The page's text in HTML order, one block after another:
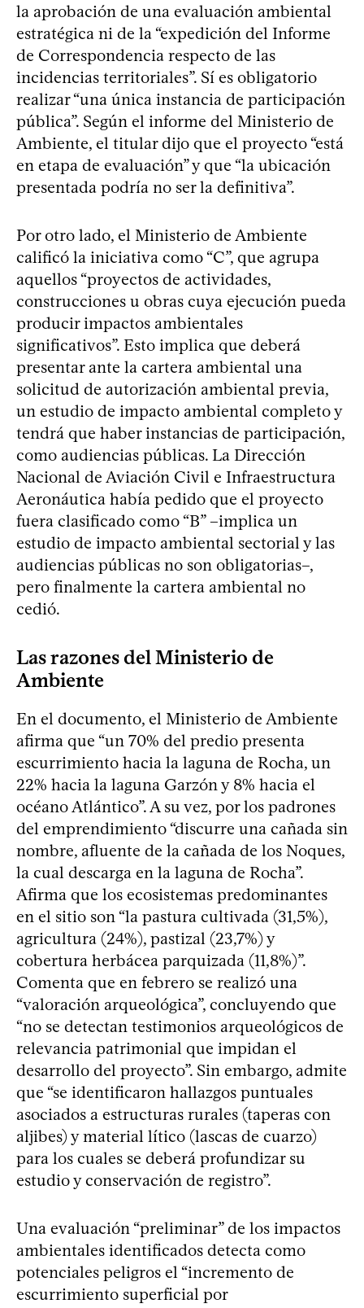
la aprobación de una evaluación ambiental
estratégica ni de la “expedición del Informe
de Correspondencia respecto de las
incidencias territoriales”. Sí es obligatorio
realizar “una única instancia de participación
pública”. Según el informe del Ministerio de
Ambiente, el titular dijo que el proyecto “está
en etapa de evaluación” y que “la ubicación
presentada podría no ser la definitiva”.
Por otro lado, el Ministerio de Ambiente
calificó la iniciativa como “C”, que agrupa
aquellos “proyectos de actividades,
construcciones u obras cuya ejecución pueda
producir impactos ambientales
significativos”. Esto implica que deberá
presentar ante la cartera ambiental una
solicitud de autorización ambiental previa,
un estudio de impacto ambiental completo y
tendrá que haber instancias de participación,
como audiencias públicas. La Dirección
Nacional de Aviación Civil e Infraestructura
Aeronáutica había pedido que el proyecto
fuera clasificado como “B” –implica un
estudio de impacto ambiental sectorial y las
audiencias públicas no son obligatorias–,
pero finalmente la cartera ambiental no
cedió.
Las razones del Ministerio de
Ambiente
En el documento, el Ministerio de Ambiente
afirma que “un 70% del predio presenta
escurrimiento hacia la laguna de Rocha, un
22% hacia la laguna Garzón y 8% hacia el
océano Atlántico”. A su vez, por los padrones
del emprendimiento “discurre una cañada sin
nombre, afluente de la cañada de los Noques,
la cual descarga en la laguna de Rocha”.
Afirma que los ecosistemas predominantes
en el sitio son “la pastura cultivada (31,5%),
agricultura (24%), pastizal (23,7%) y
cobertura herbácea parquizada (11,8%)”.
Comenta que en febrero se realizó una
“valoración arqueológica”, concluyendo que
“no se detectan testimonios arqueológicos de
relevancia patrimonial que impidan el
desarrollo del proyecto”. Sin embargo, admite
que “se identificaron hallazgos puntuales
asociados a estructuras rurales (taperas con
aljibes) y material lítico (lascas de cuarzo)
para los cuales se deberá profundizar su
estudio y conservación de registro”.
Una evaluación “preliminar” de los impactos
ambientales identificados detecta como
potenciales peligros el “incremento de
escurrimiento superficial por